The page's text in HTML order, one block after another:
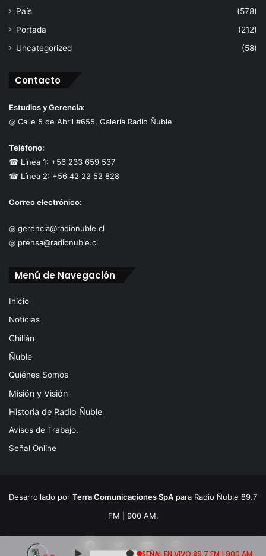
País
(578)
Portada
(212)
Uncategorized
(58)
Contacto
Estudios y Gerencia:
◎ Calle 5 de Abril #655, Galería Radio Ñuble
Teléfono:
☎ Línea 1: +56 233 659 537
☎ Línea 2: +56 42 22 52 828
Correo electrónico:
◎ gerencia@radionuble.cl
◎ prensa@radionuble.cl
Menú de Navegación
Inicio
Noticias
Chillán
Ñuble
Quiénes Somos
Misión y Visión
Historia de Radio Ñuble
Avisos de Trabajo.
Señal Online
Desarrollado por Terra Comunicaciones SpA para Radio Ñuble 89.7
FM | 900 AM.
SEÑAL EN VIVO 89.7 FM | 900 AM